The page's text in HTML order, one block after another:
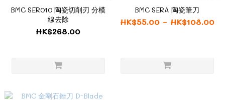
BMC SER010 陶瓷切削刃 分模
線去除
HK$268.00
BMC SERA 陶瓷筆刀
HK$55.00 ~ HK$108.00